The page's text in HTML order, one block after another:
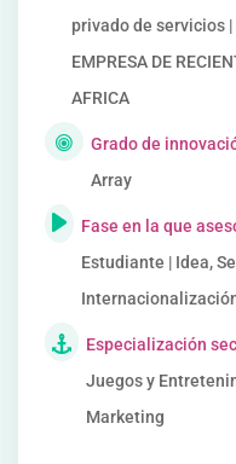
privado de servicios |
EMPRESA DE
AFRICA
Grado de
Array
Fase en la que
Estudiante | Idea,
Especialización
Juegos y
Marketing